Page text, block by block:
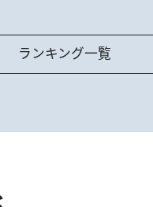
ランキング一覧